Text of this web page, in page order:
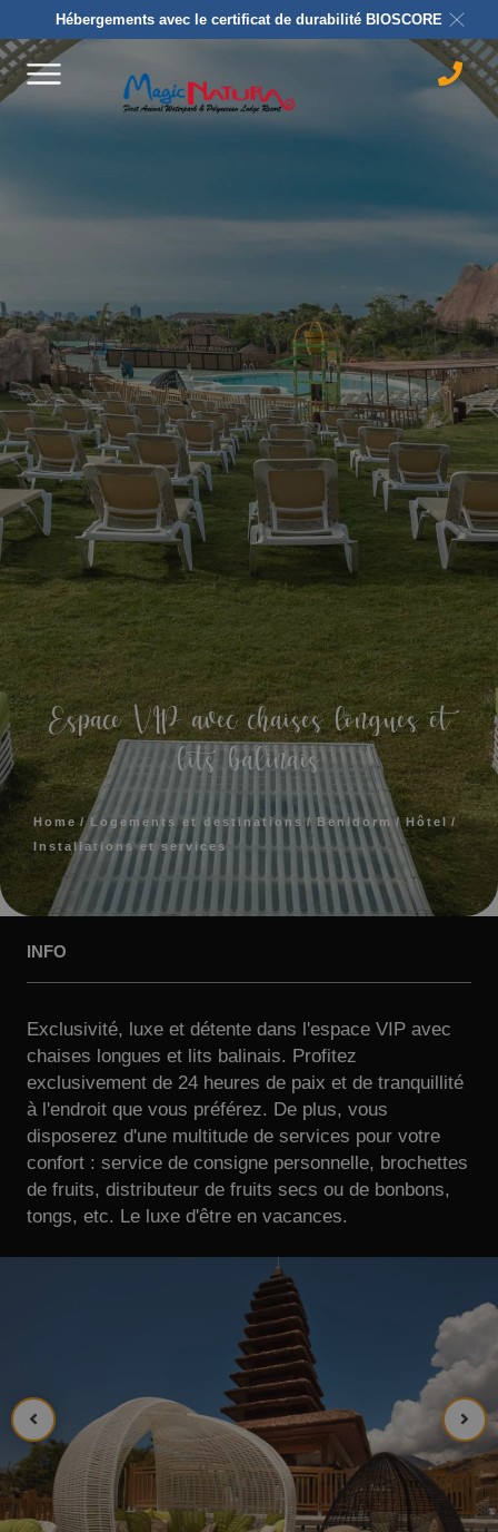
Hébergements avec le certificat de durabilité BIOSCORE
Espace VIP avec chaises longues et
lits balinais
Home Logements et destinations Benidorm
Hôtel
Installations et services
INFO
Exclusivité, luxe et détente dans l'espace VIP avec
chaises longues et lits balinais. Profitez
exclusivement de 24 heures de paix et de tranquillité
à l'endroit que vous préférez. De plus, vous
disposerez d'une multitude de services pour votre
confort : service de consigne personnelle, brochettes
de fruits, distributeur de fruits secs ou de bonbons,
tongs, etc. Le luxe d'être en vacances.